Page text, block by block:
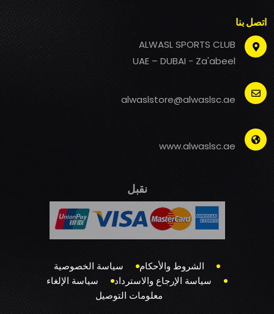
اتصل بنا
ALWASL SPORTS CLUB
UAE – DUBAI - Za'abeel
alwaslstore@alwaslsc.ae
www.alwaslsc.ae
نقبل
الشروط والأحكام
سياسة الخصوصية
سياسة الإرجاع والاسترداد
سياسة الإلغاء
معلومات التوصيل